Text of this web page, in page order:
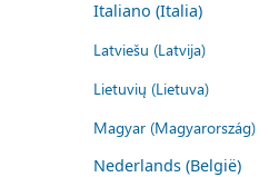
Italiano (Italia)
Latviešu (Latvija)
Lietuvių (Lietuva)
Magyar (Magyarország)
Nederlands (België)